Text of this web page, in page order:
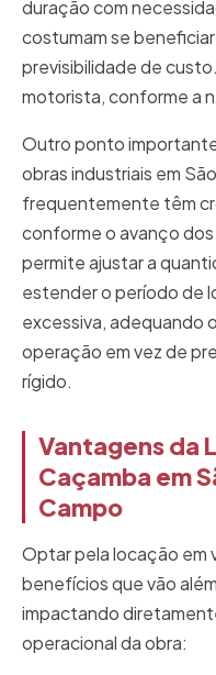
duração com
costumam se
previsibilidade de
motorista, conforme a
Outro ponto
obras industriais em
frequentemente têm
conforme o avanço
permite ajustar a
estender o período de
excessiva, adequando
operação em vez de
rígido.
Vantagens da
Caçamba em
Campo
Optar pela locação em
benefícios que vão
impactando
operacional da obra: